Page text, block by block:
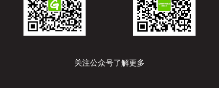
关注公众号了解更多